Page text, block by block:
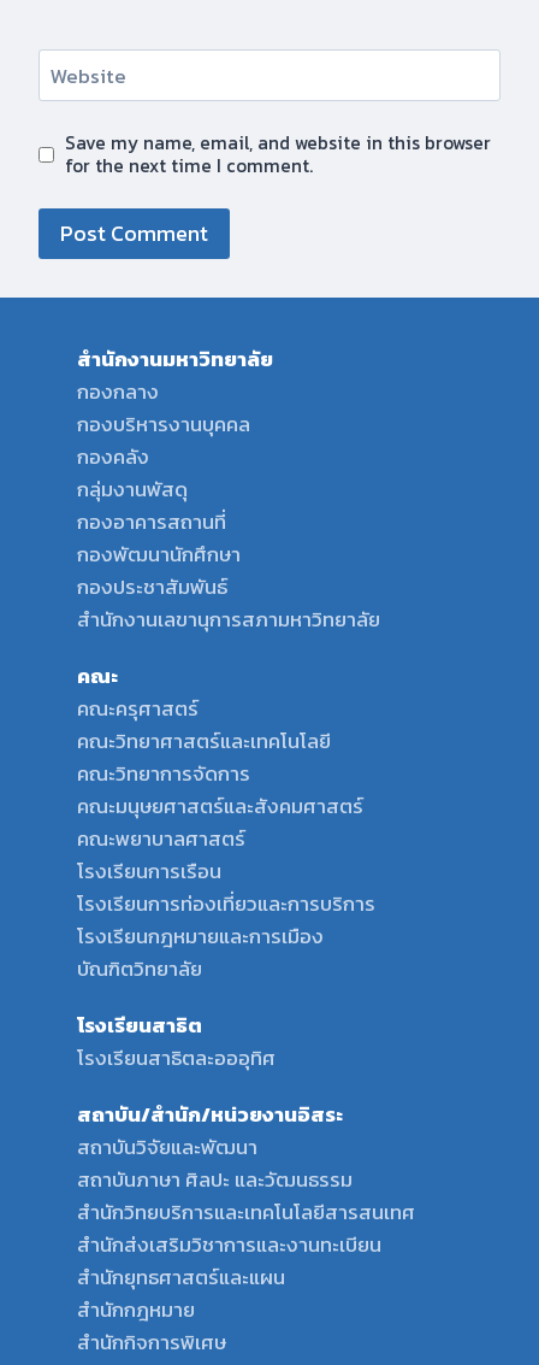
Website
Save my name, email, and website in this browser
for the next time I comment.
สำนักงานมหาวิทยาลัย
กองกลาง
กองบริหารงานบุคคล
กองคลัง
กลุ่มงานพัสดุ
กองอาคารสถานที่
กองพัฒนานักศึกษา
กองประชาสัมพันธ์
สำนักงานเลขานุการสภามหาวิทยาลัย
คณะ
คณะครุศาสตร์
คณะวิทยาศาสตร์และเทคโนโลยี
คณะวิทยาการจัดการ
คณะมนุษยศาสตร์และสังคมศาสตร์
คณะพยาบาลศาสตร์
โรงเรียนการเรือน
โรงเรียนการท่องเที่ยวและการบริการ
โรงเรียนกฎหมายและการเมือง
บัณฑิตวิทยาลัย
โรงเรียนสาธิต
โรงเรียนสาธิตละอออุทิศ
สถาบัน/สำนัก/หน่วยงานอิสระ
สถาบันวิจัยและพัฒนา
สถาบันภาษา ศิลปะ และวัฒนธรรม
สำนักวิทยบริการและเทคโนโลยีสารสนเทศ
สำนักส่งเสริมวิชาการและงานทะเบียน
สำนักยุทธศาสตร์และแผน
สำนักกฎหมาย
สำนักกิจการพิเศษ